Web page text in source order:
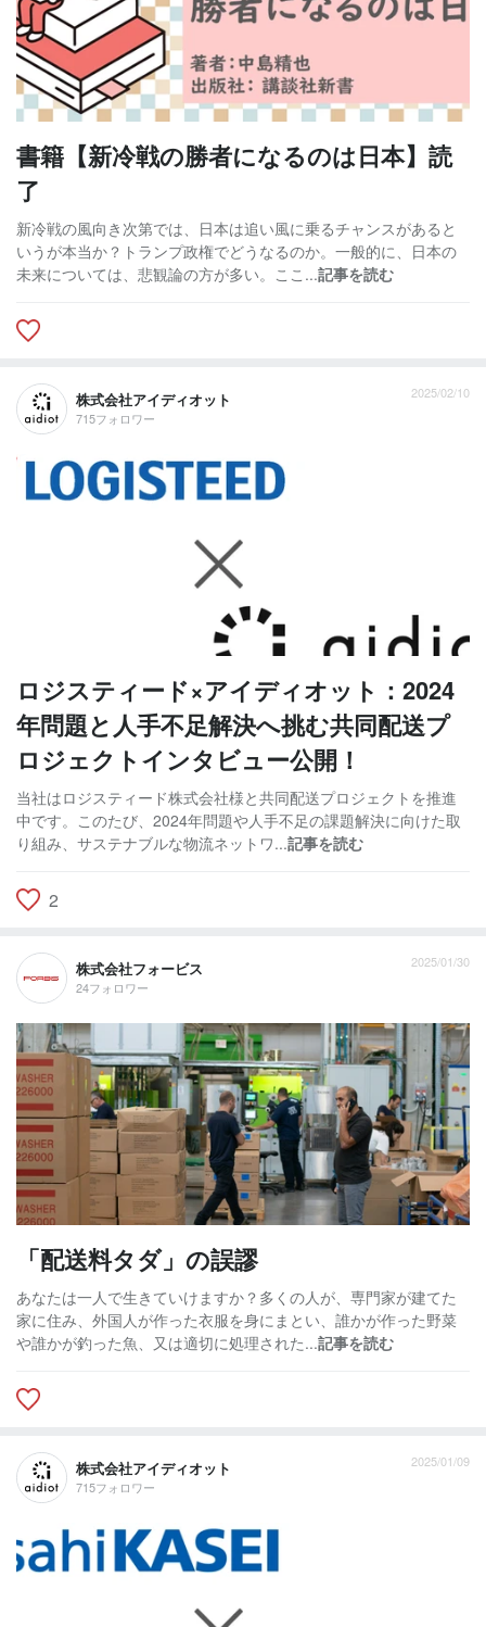
書籍【新冷戦の勝者になるのは日本】読
了
新冷戦の風向き次第では、日本は追い風に乗るチャンスがあると
いうが本当か？トランプ政権でどうなるのか。一般的に、日本の
未来については、悲観論の方が多い。ここ...記事を読む
株式会社アイディオット
715フォロワー
2025/02/10
ロジスティード×アイディオット：2024
年問題と人手不足解決へ挑む共同配送プ
ロジェクトインタビュー公開！
当社はロジスティード株式会社様と共同配送プロジェクトを推進
中です。このたび、2024年問題や人手不足の課題解決に向けた取
り組み、サステナブルな物流ネットワ...記事を読む
2
株式会社フォービス
24フォロワー
2025/01/30
「配送料タダ」の誤謬
あなたは一人で生きていけますか？多くの人が、専門家が建てた
家に住み、外国人が作った衣服を身にまとい、誰かが作った野菜
や誰かが釣った魚、又は適切に処理された...記事を読む
株式会社アイディオット
715フォロワー
2025/01/09